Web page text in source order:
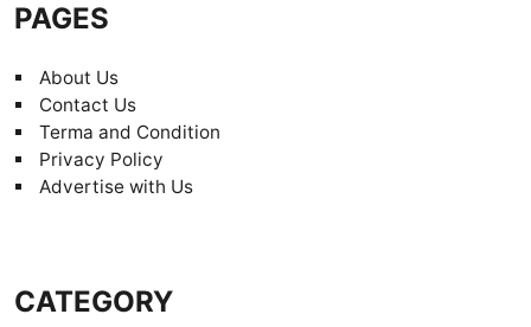
PAGES
About Us
Contact Us
Terma and Condition
Privacy Policy
Advertise with Us
CATEGORY